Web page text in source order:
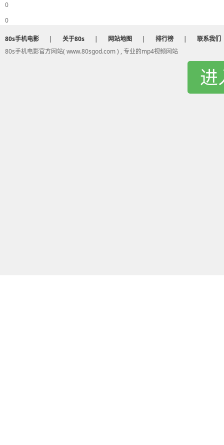
0
0
80s手机电影 | 关于80s | 网站地图 | 排行榜 |
联系我们
80s手机电影官方网站( www.80sgod.com ) , 专业的mp4视频网站
进